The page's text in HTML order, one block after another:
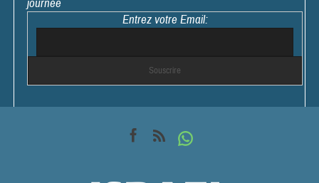
journée
Entrez votre Email: